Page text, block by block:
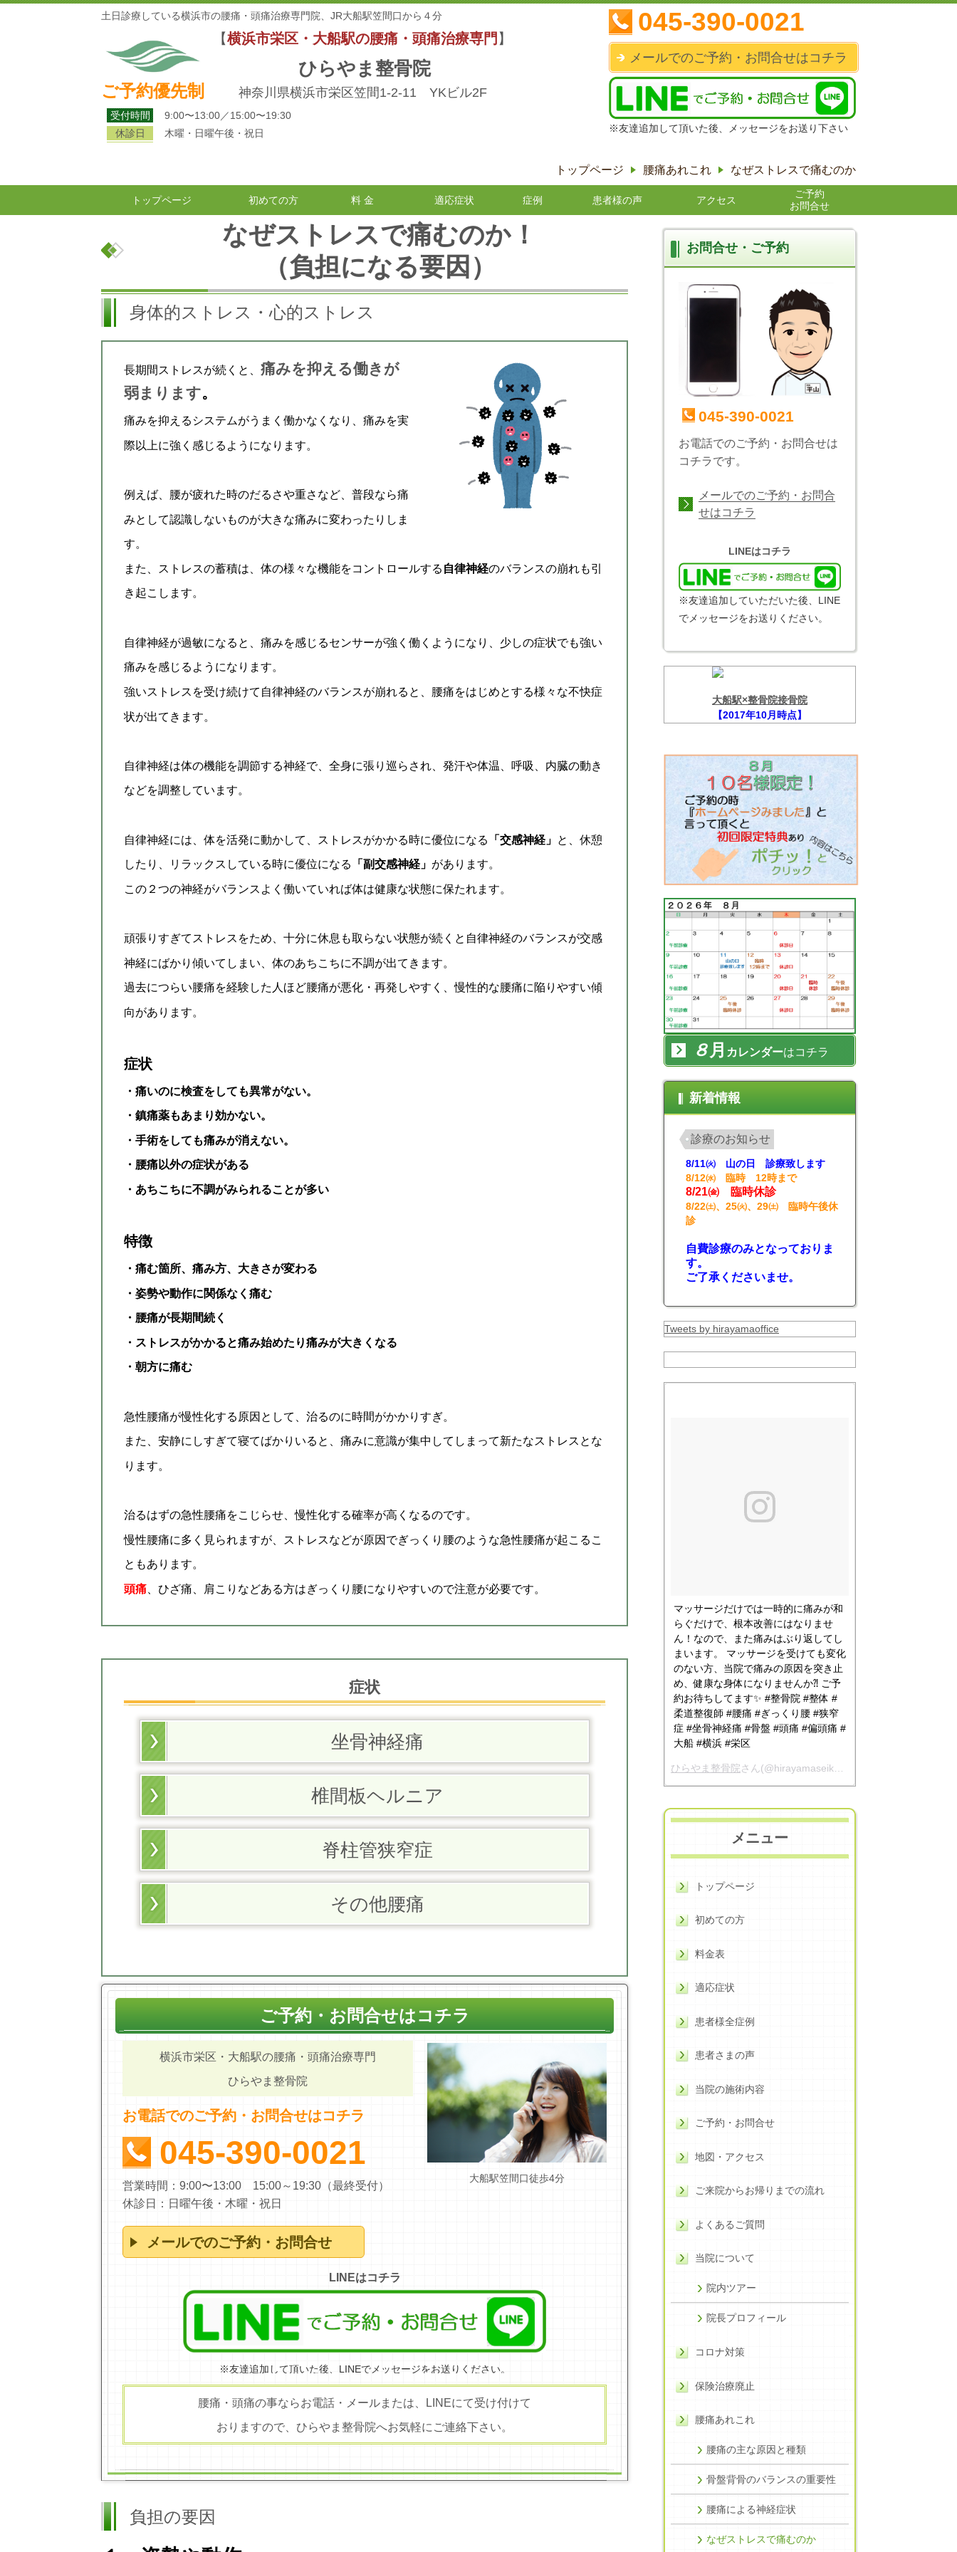
土日診療している横浜市の腰痛・頭痛治療専門院、JR大船駅笠間口から４分
【横浜市栄区・大船駅の腰痛・頭痛治療専門 】
ひらやま整骨院
ご予約優先制 神奈川県横浜市栄区笠間1-2-11 YKビル2F
受付時間
9:00〜13:00／15:00〜19:30
休診日
木曜・日曜午後・祝日
045-390-0021
メールでのご予約・お問合せはコチラ
※友達追加して頂いた後、メッセージをお送り下さい
トップページ 腰痛あれこれ なぜストレスで痛むのか
トップページ 初めての方 料 金 適応症状 症例 患者様の声 アクセス
ご予約
お問合せ
なぜストレスで痛むのか！
（負担になる要因）
身体的ストレス・心的ストレス
長期間ストレスが続くと、 痛みを抑える働きが
弱まります。
痛みを抑えるシステムがうまく働かなくなり、痛みを実
際以上に強く感じるようになります。
例えば、腰が疲れた時のだるさや重さなど、普段なら痛
みとして認識しないものが大きな痛みに変わったりしま
す。
また、ストレスの蓄積は、体の様々な機能をコントロールする 自律神経のバランスの崩れも引
き起こします。
自律神経が過敏になると、痛みを感じるセンサーが強く働くようになり、少しの症状でも強い
痛みを感じるようになります。
強いストレスを受け続けて自律神経のバランスが崩れると、腰痛をはじめとする様々な不快症
状が出てきます。
自律神経は体の機能を調節する神経で、全身に張り巡らされ、発汗や体温、呼吸、内臓の動き
などを調整しています。
自律神経には、体を活発に動かして、ストレスがかかる時に優位になる 「交感神経」 と、休憩
したり、リラックスしている時に優位になる 「副交感神経」 があります。
この２つの神経がバランスよく働いていれば体は健康な状態に保たれます。
頑張りすぎてストレスをため、十分に休息も取らない状態が続くと自律神経のバランスが交感
神経にばかり傾いてしまい、体のあちこちに不調が出てきます。
過去につらい腰痛を経験した人ほど腰痛が悪化・再発しやすく、慢性的な腰痛に陥りやすい傾
向があります。
症状
・ 痛いのに検査をしても異常がない。
・ 鎮痛薬もあまり効かない。
・手術をしても痛みが消えない。
・ 腰痛以外の症状がある
・ あちこちに不調がみられることが多い
特徴
・痛む箇所、痛み方、大きさが変わる
・姿勢や動作に関係なく痛む
・腰痛が長期間続く
・ストレスがかかると痛み始めたり痛みが大きくなる
・朝方に痛む
急性腰痛が慢性化する原因として、治るのに時間がかかりすぎ。
また、安静にしすぎて寝てばかりいると、痛みに意識が集中してしまって新たなストレスとな
ります。
治るはずの急性腰痛をこじらせ、慢性化する確率が高くなるのです。
慢性腰痛に多く見られますが、ストレスなどが原因でぎっくり腰のような急性腰痛が起こるこ
ともあります。
頭痛 、ひざ痛、肩こりなどある方はぎっくり腰になりやすいので注意が必要です。
症状
坐骨神経痛
椎間板ヘルニア
脊柱管狭窄症
その他腰痛
ご予約・お問合せはコチラ
大船駅笠間口徒歩4分
横浜市栄区・大船駅の腰痛・頭痛治療専門
ひらやま整骨院
お電話でのご予約・お問合せはコチラ
045-390-0021
営業時間：9:00〜13:00 15:00～19:30（最終受付）
休診日：日曜午後・木曜・祝日
メールでのご予約・お問合せ
LINEはコチラ
※友達追加して頂いた後、 LINEでメッセージをお送りください。
腰痛・頭痛の事ならお電話・メールまたは、LINEにて受け付けて
おりますので、ひらやま整骨院へお気軽にご連絡下さい。
負担の要因
お問合せ・ご予約
045-390-0021
お電話でのご予約・お問合せは
コチラです。
メールでのご予約・お問合
せはコチラ
LINEはコチラ
※友達追加していただいた後、LINE
でメッセージをお送りください。
大船駅×整骨院接骨院
【2017年10月時点】
８月カレンダーはコチラ
新着情報
診療のお知らせ
8/11㈫ 山の日 診療致します
8/12㈬ 臨時 12時まで
8/21㈮ 臨時休診
8/22㈯、25㈫、29㈯ 臨時午後休
診
自費診療のみとなっておりま
す。
ご了承くださいませ。
Tweets by hirayamaoffice
マッサージだけでは一時的に痛みが和
らぐだけで、根本改善にはなりませ
ん！なので、また痛みはぶり返してし
まいます。 マッサージを受けても変化
のない方、当院で痛みの原因を突き止
め、健康な身体になりませんか⁈ ご予
約お待ちしてます✨ #整骨院 #整体 #
柔道整復師 #腰痛 #ぎっくり腰 #狭窄
症 #坐骨神経痛 #骨盤 #頭痛 #偏頭痛 #
大船 #横浜 #栄区
ひらやま整骨院さん(@hirayamaseikotsuin)がシェアした投稿 -
メニュー
トップページ
初めての方
料金表
適応症状
患者様全症例
患者さまの声
当院の施術内容
ご予約・お問合せ
地図・アクセス
ご来院からお帰りまでの流れ
よくあるご質問
当院について
院内ツアー
院長プロフィール
コロナ対策
保険治療廃止
腰痛あれこれ
腰痛の主な原因と種類
骨盤背骨のバランスの重要性
腰痛による神経症状
なぜストレスで痛むのか